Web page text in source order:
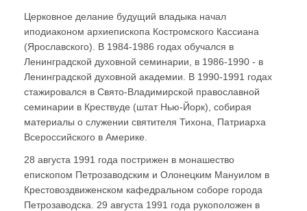
Церковное делание будущий владыка начал
иподиаконом архиепископа Костромского Кассиана
(Ярославского). В 1984-1986 годах обучался в
Ленинградской духовной семинарии, в 1986-1990 - в
Ленинградской духовной академии. В 1990-1991 годах
стажировался в Свято-Владимирской православной
семинарии в Крествуде (штат Нью-Йорк), собирая
материалы о служении святителя Тихона, Патриарха
Всероссийского в Америке.
28 августа 1991 года пострижен в монашество
епископом Петрозаводским и Олонецким Мануилом в
Крестовоздвиженском кафедральном соборе города
Петрозаводска. 29 августа 1991 года рукоположен в